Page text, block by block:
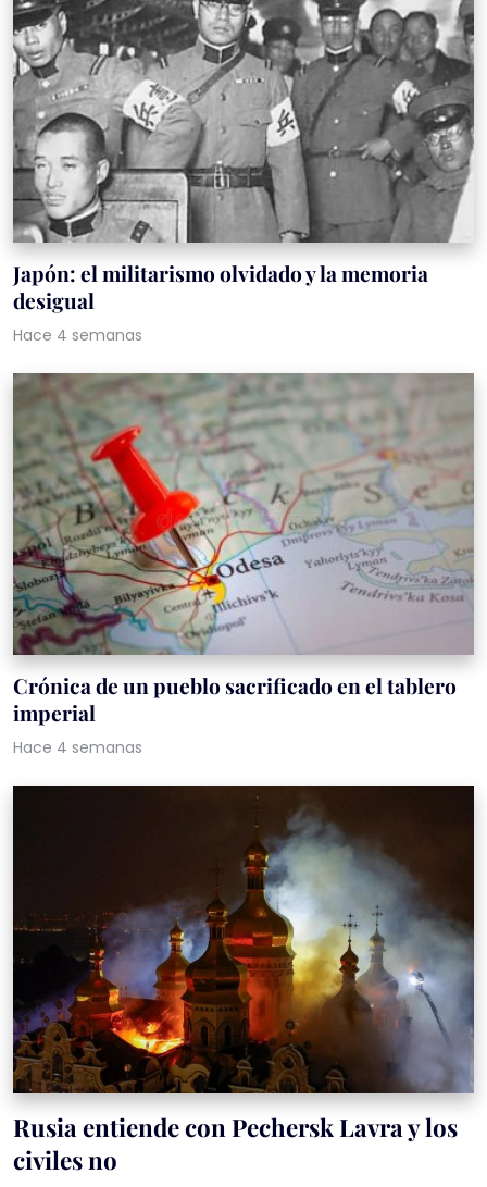
Japón: el militarismo olvidado y la memoria
desigual
Hace 4 semanas
Crónica de un pueblo sacrificado en el tablero
imperial
Hace 4 semanas
Rusia entiende con Pechersk Lavra y los
civiles no